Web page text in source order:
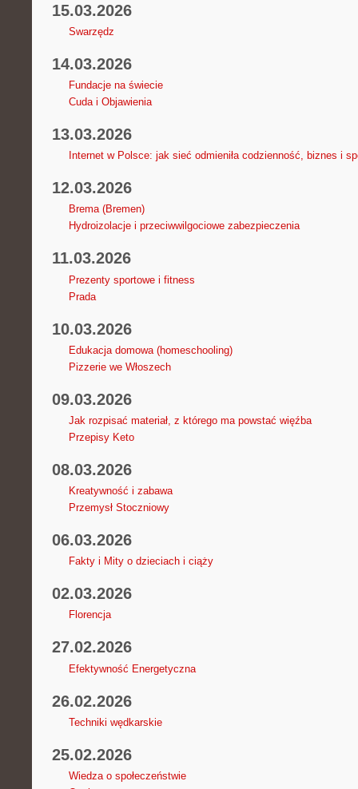
15.03.2026
Swarzędz
14.03.2026
Fundacje na świecie
Cuda i Objawienia
13.03.2026
Internet w Polsce: jak sieć odmieniła codzienność, biznes i
12.03.2026
Brema (Bremen)
Hydroizolacje i przeciwwilgociowe zabezpieczenia
11.03.2026
Prezenty sportowe i fitness
Prada
10.03.2026
Edukacja domowa (homeschooling)
Pizzerie we Włoszech
09.03.2026
Jak rozpisać materiał, z którego ma powstać więźba
Przepisy Keto
08.03.2026
Kreatywność i zabawa
Przemysł Stoczniowy
06.03.2026
Fakty i Mity o dzieciach i ciąży
02.03.2026
Florencja
27.02.2026
Efektywność Energetyczna
26.02.2026
Techniki wędkarskie
25.02.2026
Wiedza o społeczeństwie